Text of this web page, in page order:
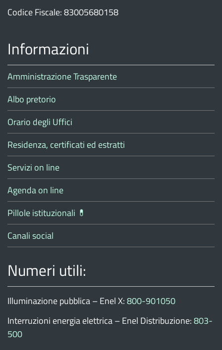
Codice Fiscale: 83005680158
Informazioni
Amministrazione Trasparente
Albo pretorio
Orario degli Uffici
Residenza, certificati ed estratti
Servizi on line
Agenda on line
Pillole istituzionali 💊
Canali social
Numeri utili:
Illuminazione pubblica – Enel X:800-901050
Interruzioni energia elettrica – Enel Distribuzione:803-
500